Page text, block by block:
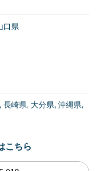
口県
長崎県 大分県 沖縄県
こちら